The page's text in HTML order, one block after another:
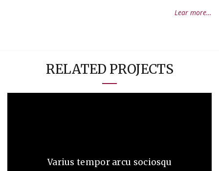
Lear more…
RELATED PROJECTS
Varius tempor arcu sociosqu